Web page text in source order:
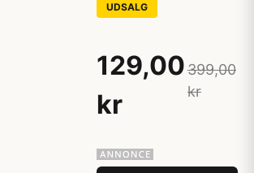
UDSALG
129,00
kr
399,00
kr